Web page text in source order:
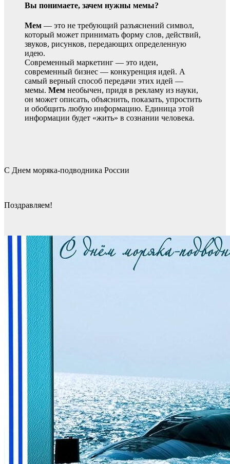
Вы понимаете, зачем нужны мемы?
Мем — это не требующий разъяснений символ,
который может принимать форму слов, действий,
звуков, рисунков, передающих определенную
идею.
Современный маркетинг — это идеи,
современный бизнес — конкуренция идей. А
самый верный способ передачи этих идей —
мемы. Мем необычен, придя в рекламу из науки,
он может описать, объяснить, показать, упростить
и обобщить любую информацию. Единица этой
информации будет «жить» в сознании человека.
С Днем моряка-подводника России
Поздравляем!